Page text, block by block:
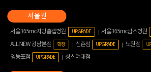
서울365mc지방흡입병원 UPGRADE 서울365mc람스병원
ALL NEW 강남본점 확장 신촌점 UPGRADE 노원점
영등포점
UPGRADE 성신여대점